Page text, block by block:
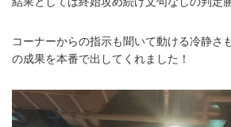
コーナーからの指示も聞いて動ける冷静さ
の成果を本番で出してくれました！